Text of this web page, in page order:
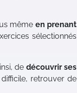
même en prenant
sélectionnés
de découvrir ses
retrouver de